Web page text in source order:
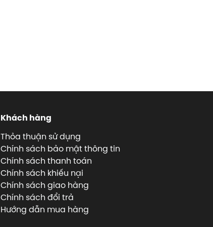
Khách hàng
Thỏa thuận sử dụng
Chính sách bảo mật thông tin
Chính sách thanh toán
Chính sách khiếu nại
Chính sách giao hàng
Chính sách đổi trả
Hướng dẫn mua hàng